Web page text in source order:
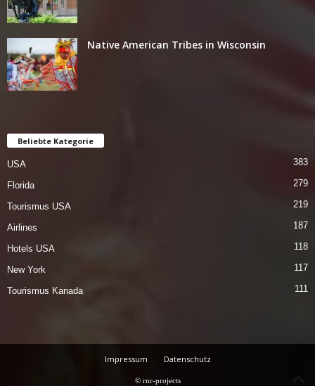
Native American Tribes in Wisconsin
Beliebte Kategorie
USA 383
Florida 279
Tourismus USA 219
Airlines 187
Hotels USA 118
New York 117
Tourismus Kanada 111
Impressum Datenschutz
© rnr-projects